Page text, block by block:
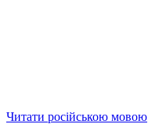
Читати російською мовою